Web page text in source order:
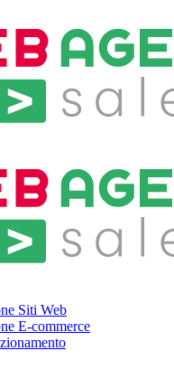
Siti Web
E-commerce